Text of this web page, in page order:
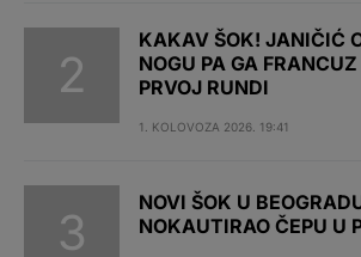
KAKAV ŠOK! JANIČIĆ
NOGU PA GA
PRVOJ RUNDI
1. KOLOVOZA 2026. 19:41
NOVI ŠOK U
NOKAUTIRAO ČEPU U